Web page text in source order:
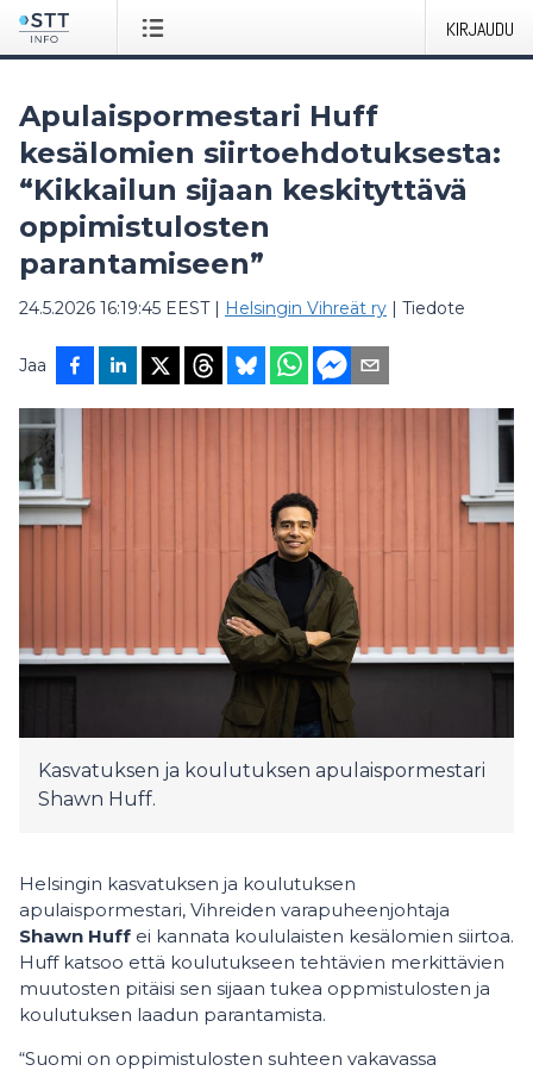
KIRJAUDU
Apulaispormestari Huff
kesälomien siirtoehdotuksesta:
“Kikkailun sijaan keskityttävä
oppimistulosten
parantamiseen”
24.5.2026 16:19:45 EEST| Helsingin Vihreät ry | Tiedote
Jaa
Kasvatuksen ja koulutuksen apulaispormestari
Shawn Huff.
Helsingin kasvatuksen ja koulutuksen
apulaispormestari, Vihreiden varapuheenjohtaja
Shawn Huff ei kannata koululaisten kesälomien siirtoa.
Huff katsoo että koulutukseen tehtävien merkittävien
muutosten pitäisi sen sijaan tukea oppmistulosten ja
koulutuksen laadun parantamista.
“Suomi on oppimistulosten suhteen vakavassa